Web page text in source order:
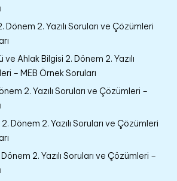
Dönem 2. Yazılı Soruları ve Çözümleri
ve Ahlak Bilgisi 2. Dönem 2. Yazılı
– MEB Örnek Soruları
2. Yazılı Soruları ve Çözümleri –
2. Dönem 2. Yazılı Soruları ve Çözümleri
Dönem 2. Yazılı Soruları ve Çözümleri –